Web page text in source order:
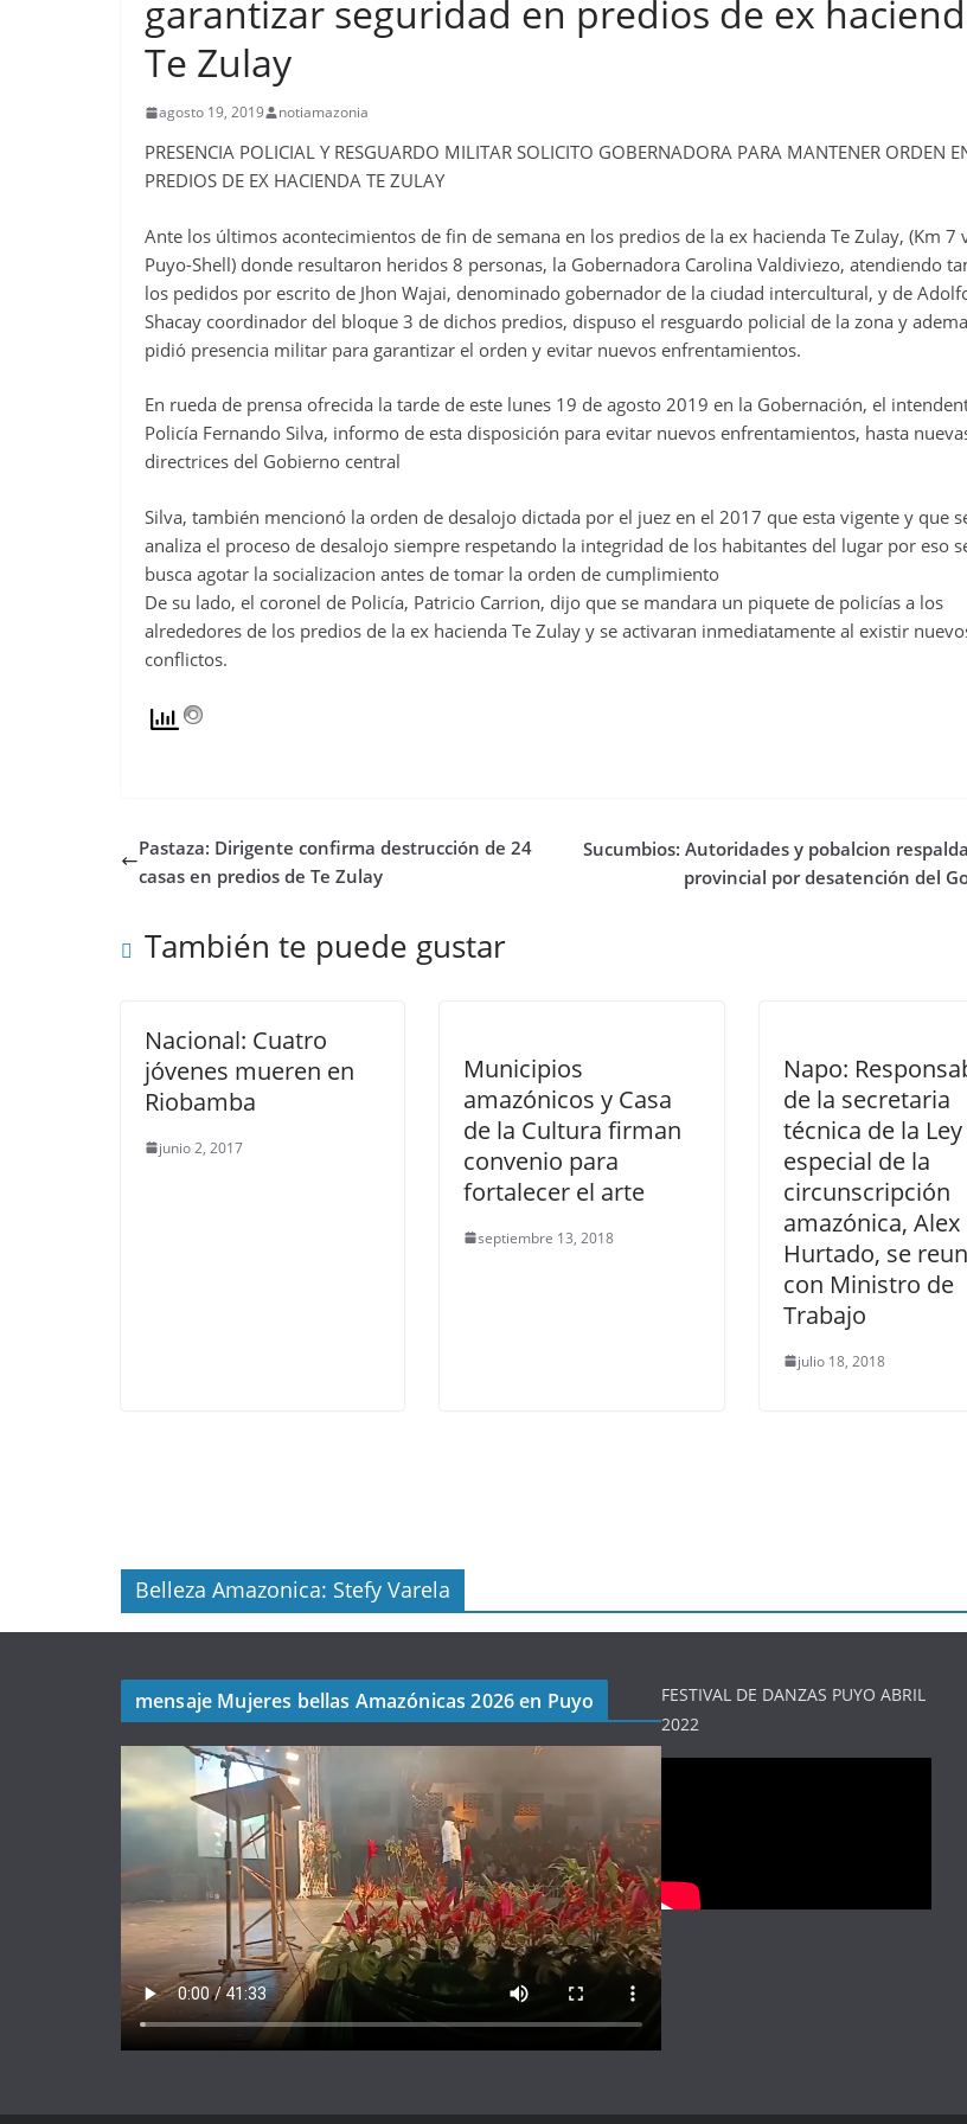
garantizar seguridad en predios de ex
Te Zulay
agosto 19, 2019 notiamazonia
PRESENCIA POLICIAL Y RESGUARDO MILITAR SOLICITO GOBERNADORA PARA MANTENER ORDEN
PREDIOS DE EX HACIENDA TE ZULAY
Ante los últimos acontecimientos de fin de semana en los predios de la ex hacienda Te Zulay, (Km 7
Puyo-Shell) donde resultaron heridos 8 personas, la Gobernadora Carolina Valdiviezo, atendiendo
los pedidos por escrito de Jhon Wajai, denominado gobernador de la ciudad intercultural, y de
Shacay coordinador del bloque 3 de dichos predios, dispuso el resguardo policial de la zona y
pidió presencia militar para garantizar el orden y evitar nuevos enfrentamientos.
En rueda de prensa ofrecida la tarde de este lunes 19 de agosto 2019 en la Gobernación, el
Policía Fernando Silva, informo de esta disposición para evitar nuevos enfrentamientos, hasta
directrices del Gobierno central
Silva, también mencionó la orden de desalojo dictada por el juez en el 2017 que esta vigente y que
analiza el proceso de desalojo siempre respetando la integridad de los habitantes del lugar por eso
busca agotar la socializacion antes de tomar la orden de cumplimiento
De su lado, el coronel de Policía, Patricio Carrion, dijo que se mandara un piquete de policías a los
alrededores de los predios de la ex hacienda Te Zulay y se activaran inmediatamente al existir
conflictos.
Pastaza: Dirigente confirma destrucción de 24
casas en predios de Te Zulay
Sucumbios: Autoridades y pobalcion
provincial por desatención del
También te puede gustar
Nacional: Cuatro
jóvenes mueren en
Riobamba
junio 2, 2017
Municipios
amazónicos y Casa
de la Cultura firman
convenio para
fortalecer el arte
septiembre 13, 2018
Napo:
de la secretaria
técnica de la Ley
especial de la
circunscripción
amazónica, Alex
Hurtado, se
con Ministro de
Trabajo
julio 18, 2018
Belleza Amazonica: Stefy Varela
mensaje Mujeres bellas Amazónicas 2026 en Puyo
FESTIVAL DE DANZAS PUYO ABRIL
2022